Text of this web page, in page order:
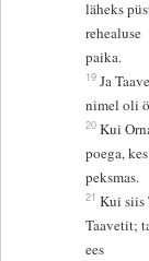
läheks
rehealuse
paika.
19 Ja
nimel oli
20 Kui
poega,
peksmas.
21 Kui siis
Taavetit;
ees